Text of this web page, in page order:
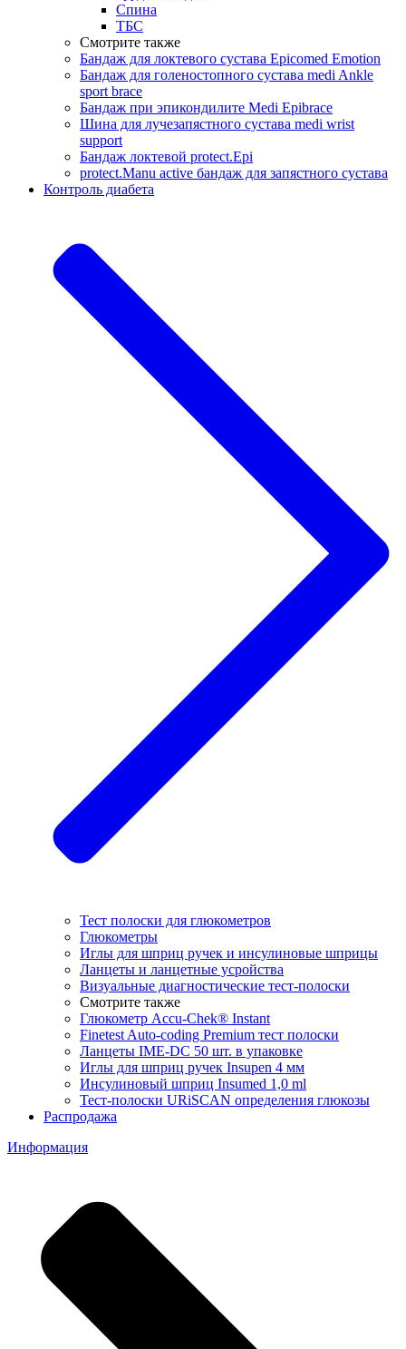
Спина
ТБС
Смотрите также
Бандаж для локтевого сустава Epicomed Emotion
Бандаж для голеностопного сустава medi Ankle
sport brace
Бандаж при эпикондилите Medi Epibrace
Шина для лучезапястного сустава medi wrist
support
Бандаж локтевой protect.Epi
protect.Manu active бандаж для запястного сустава
Контроль диабета
Тест полоски для глюкометров
Глюкометры
Иглы для шприц ручек и инсулиновые шприцы
Ланцеты и ланцетные усройства
Визуальные диагностические тест-полоски
Смотрите также
Глюкометр Accu-Chek® Instant
Finetest Auto-coding Premium тест полоски
Ланцеты IME-DC 50 шт. в упаковке
Иглы для шприц ручек Insupen 4 мм
Инсулиновый шприц Insumed 1,0 ml
Тест-полоски URiSCAN определения глюкозы
Распродажа
Информация